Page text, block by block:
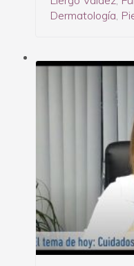
Dermatología,